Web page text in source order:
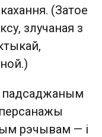
(Затое
злучаная з
падсаджаным
рэчывам — і